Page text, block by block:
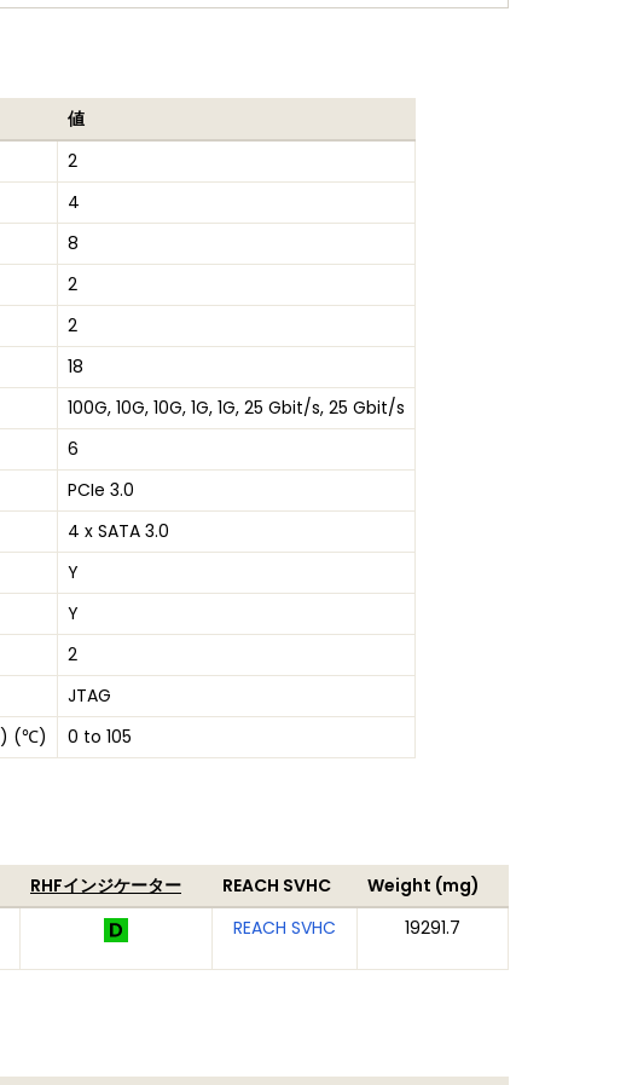
値
2
4
8
2
2
18
100G, 10G, 10G, 1G, 1G, 25 Gbit/s, 25 Gbit/s
6
PCIe 3.0
4 x SATA 3.0
Y
Y
2
JTAG
(℃)
0 to 105
RHFインジケーター REACH SVHC
Weight (mg)
REACH SVHC 19291.7